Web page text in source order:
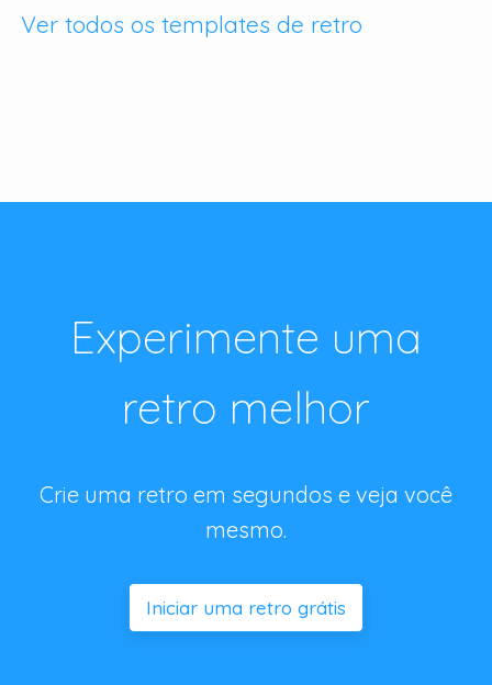
Ver todos os templates de retro
Experimente uma
retro melhor
Crie uma retro em segundos e veja você
mesmo.
Iniciar uma retro grátis